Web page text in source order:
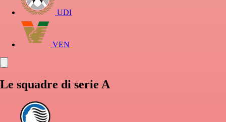
UDI
VEN
Le squadre di serie A